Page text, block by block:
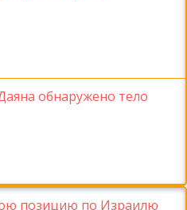
обнаружено тело
позицию по Израилю